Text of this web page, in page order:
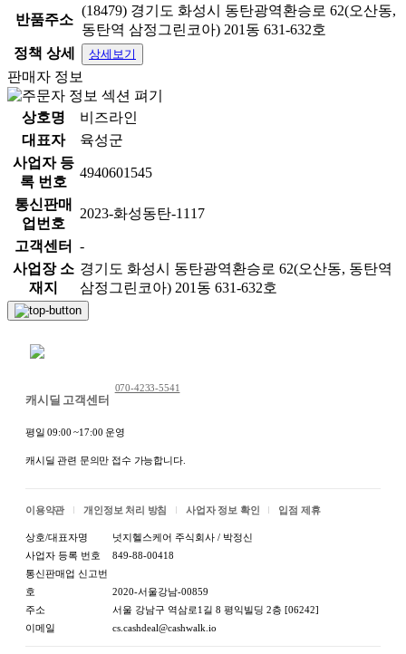
반품주소
(18479) 경기도 화성시 동탄광역환승로 62(오산동,
동탄역 삼정그린코아) 201동 631-632호
정책 상세
상세보기
판매자 정보
상호명
비즈라인
대표자
육성군
사업자 등
록 번호
4940601545
통신판매
업번호
2023-화성동탄-1117
고객센터
-
사업장 소
재지
경기도 화성시 동탄광역환승로 62(오산동, 동탄역
삼정그린코아) 201동 631-632호
캐시딜 고객센터
070-4233-5541
평일 09:00 ~17:00 운영
캐시딜 관련 문의만 접수 가능합니다.
이용약관 개인정보 처리 방침 사업자 정보 확인 입점 제휴
상호/대표자명
넛지헬스케어 주식회사 / 박정신
사업자 등록 번호
849-88-00418
통신판매업 신고번
호
2020-서울강남-00859
주소
서울 강남구 역삼로1길 8 평익빌딩 2층 [06242]
이메일
cs.cashdeal@cashwalk.io